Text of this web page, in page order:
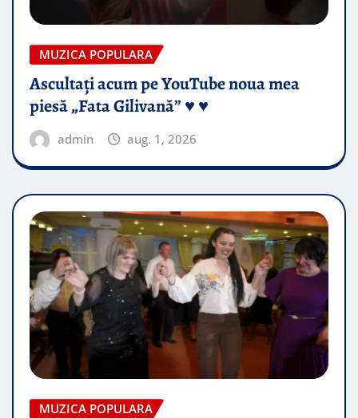
MUZICA POPULARA
Ascultați acum pe YouTube noua mea
piesă „Fata Gilivană” ♥️ ♥️
admin aug. 1, 2026
MUZICA POPULARA